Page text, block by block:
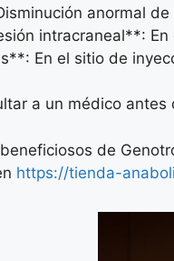
anormal
intracraneal**:
En el sitio de
a un médico
de
https://tienda-